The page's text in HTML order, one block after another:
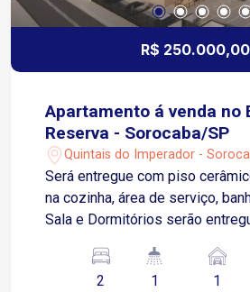
R$
Apartamento á venda no
Reserva - Sorocaba/SP
Quintais do Imperador -
Será entregue com piso
na cozinha, área de serviço,
Sala e Dormitórios serão
Garagem Descoberta e Fixa
pequeno ou médio porte Condomínio: torre única,
2 1 1